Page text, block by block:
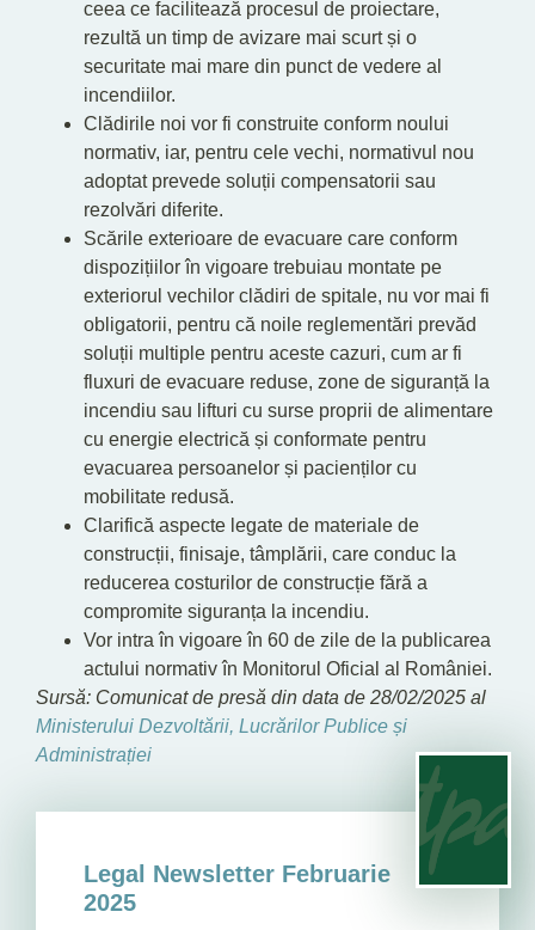
ceea ce facilitează procesul de proiectare,
rezultă un timp de avizare mai scurt și o
securitate mai mare din punct de vedere al
incendiilor.
Clădirile noi vor fi construite conform noului
normativ, iar, pentru cele vechi, normativul nou
adoptat prevede soluții compensatorii sau
rezolvări diferite.
Scările exterioare de evacuare care conform
dispozițiilor în vigoare trebuiau montate pe
exteriorul vechilor clădiri de spitale, nu vor mai fi
obligatorii, pentru că noile reglementări prevăd
soluții multiple pentru aceste cazuri, cum ar fi
fluxuri de evacuare reduse, zone de siguranță la
incendiu sau lifturi cu surse proprii de alimentare
cu energie electrică și conformate pentru
evacuarea persoanelor și pacienților cu
mobilitate redusă.
Clarifică aspecte legate de materiale de
construcții, finisaje, tâmplării, care conduc la
reducerea costurilor de construcție fără a
compromite siguranța la incendiu.
Vor intra în vigoare în 60 de zile de la publicarea
actului normativ în Monitorul Oficial al României.
Sursă: Comunicat de presă din data de 28/02/2025 al
Ministerului Dezvoltării, Lucrărilor Publice și
Administrației
Legal Newsletter Februarie
2025